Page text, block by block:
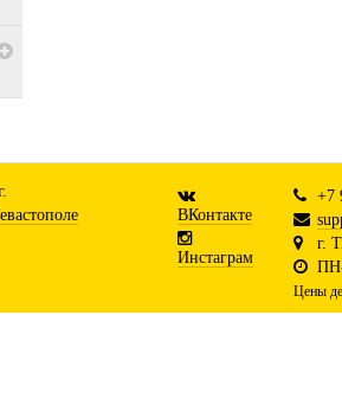
ВКонтакте
Инстаграм
+7
г.
Цены